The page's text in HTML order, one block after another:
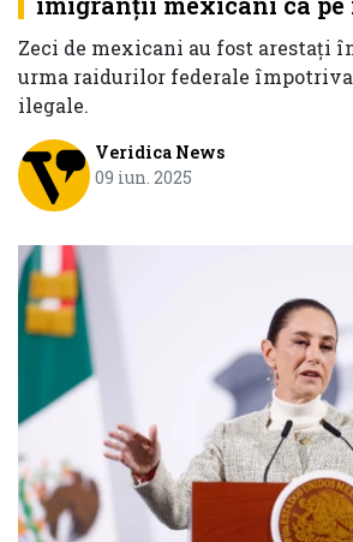
Zeci de mexicani au fost arestaţi
urma raidurilor federale
ilegale.
Veridica News
09 iun. 2025